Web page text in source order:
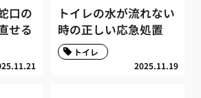
口の
せる
トイレの水が流れない
時の正しい応急処置
2025.11.19
トイレ